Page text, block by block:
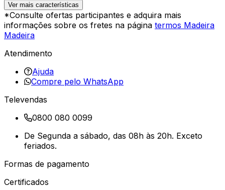
Ver mais características
*Consulte ofertas participantes e adquira mais
informações sobre os fretes na página termos Madeira
Madeira
Atendimento
Ajuda
Compre pelo WhatsApp
Televendas
0800 080 0099
De Segunda a sábado, das 08h às 20h. Exceto
feriados.
Formas de pagamento
Certificados